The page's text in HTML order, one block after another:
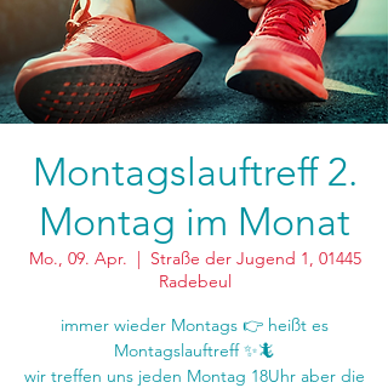
Montagslauftreff 2.
Montag im Monat
Mo., 09. Apr.
  |
Straße der Jugend 1, 01445
Radebeul
immer wieder Montags 👉 heißt es
Montagslauftreff ✨🦎
wir treffen uns jeden Montag 18Uhr aber die